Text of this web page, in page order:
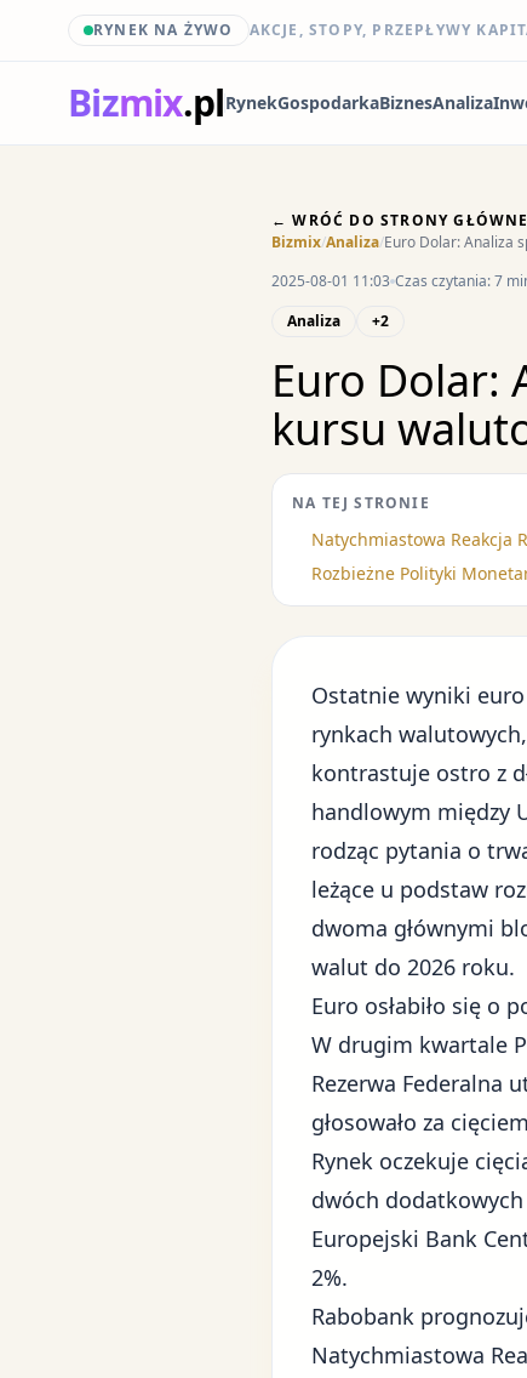
RYNEK NA ŻYWO AKCJE, STOPY, PRZEPŁYWY
Bizmix.plRynekGospodarkaBiznesAnaliza
← WRÓĆ DO STRONY
Bizmix/Analiza/Euro Dolar: Analiza
2025-08-01 11:03 Czas czytania: 7
Analiza
+2
Euro Dolar:
kursu
NA TEJ STRONIE
Natychmiastowa Reakcja
Rozbieżne Polityki
Ostatnie wyniki
rynkach
kontrastuje ostro z
handlowym między
rodząc pytania o
leżące u podstaw
dwoma głównymi
walut do 2026 roku.
Euro osłabiło się o
W drugim kwartale
Rezerwa Federalna
głosowało za
Rynek oczekuje
dwóch
Europejski Bank
2%.
Rabobank
Natychmiastowa